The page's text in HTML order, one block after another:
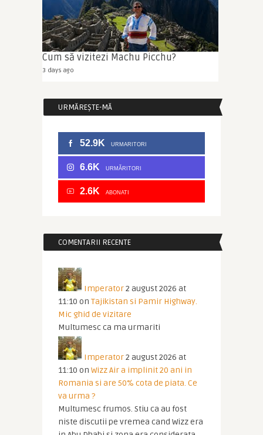
Cum să vizitezi Machu Picchu?
3 days ago
URMĂREȘTE-MĂ
52.9K URMARITORI
6.6K URMĂRITORI
2.6K ABONATI
COMENTARII RECENTE
Imperator2 august 2026 at
11:10 on Tajikistan si Pamir Highway.
Mic ghid de vizitare
Multumesc ca ma urmariti
Imperator2 august 2026 at
11:10 on Wizz Air a implinit 20 ani in
Romania si are 50% cota de piata. Ce
va urma ?
Multumesc frumos. Stiu ca au fost
niste discutii pe vremea cand Wizz era